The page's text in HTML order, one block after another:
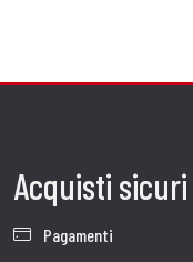
Acquisti sicuri
Pagamenti